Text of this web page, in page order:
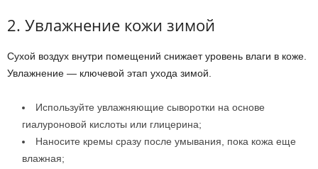
2. Увлажнение кожи зимой
Сухой воздух внутри помещений снижает уровень влаги в коже.
Увлажнение — ключевой этап ухода зимой.
Используйте увлажняющие сыворотки на основе
гиалуроновой кислоты или глицерина;
Наносите кремы сразу после умывания, пока кожа еще
влажная;